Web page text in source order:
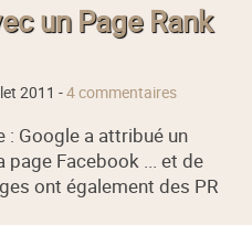
un Page Rank
2011 -4 commentaires
: Google a attribué un
page Facebook ... et de
ont également des PR